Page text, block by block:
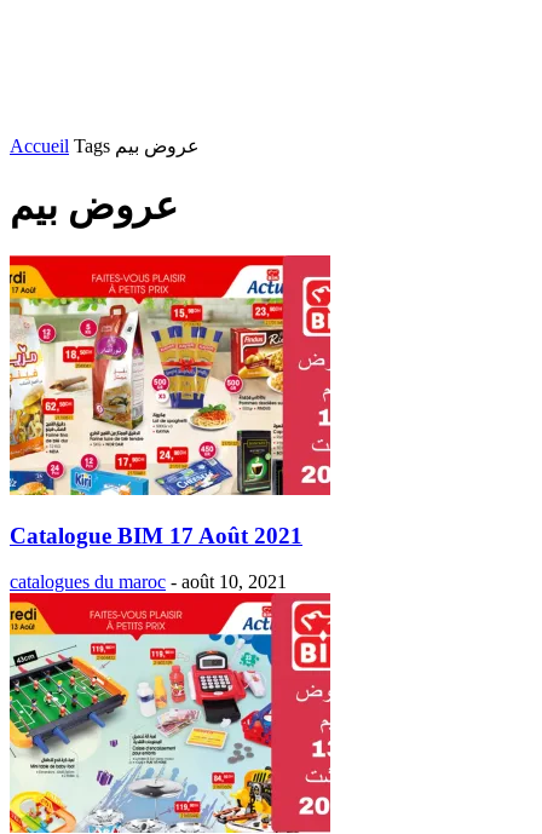
Accueil Tags عروض بيم
عروض بيم
Catalogue BIM 17 Août 2021
catalogues du maroc - août 10, 2021